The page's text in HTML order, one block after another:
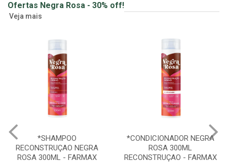
Ofertas Negra Rosa - 30% off!
Veja mais
*CONDICIONADOR NEGRA
ROSA 300ML
RECONSTRUÇAO - FARMAX
*MASCARA CAPILAR
RECONSTRUÇAO 500G
NEGRA ROSA - FARMAX